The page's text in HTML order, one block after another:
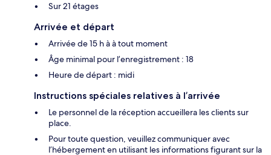
Sur 21 étages
Arrivée et départ
Arrivée de 15 h à à tout moment
Âge minimal pour l’enregistrement : 18
Heure de départ : midi
Instructions spéciales relatives à l’arrivée
Le personnel de la réception accueillera les clients sur
place.
Pour toute question, veuillez communiquer avec
l’hébergement en utilisant les informations figurant sur la